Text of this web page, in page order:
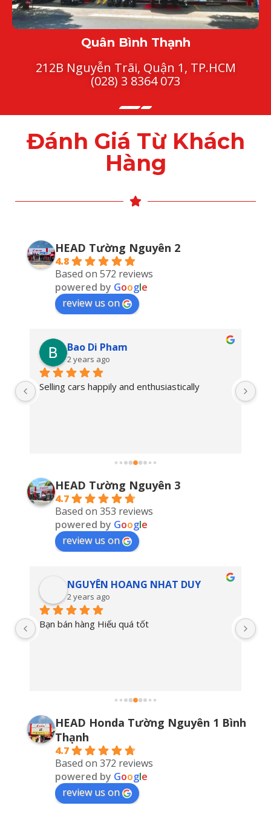
Quân Bình Thạnh
212B Nguyễn Trãi, Quận 1, TP.HCM
(028) 3 8364 073
Đánh Giá Từ Khách
Hàng
HEAD Tường Nguyên 2
4.8
Based on 572 reviews
powered by Google
review us on
Bao Di Pham
2 years ago
Selling cars happily and enthusiastically
HEAD Tường Nguyên 3
4.7
Based on 353 reviews
powered by Google
review us on
NGUYÊN HOANG NHAT DUY
2 years ago
Bạn bán hàng Hiếu quá tốt
HEAD Honda Tường Nguyên 1 Bình
Thạnh
4.7
Based on 372 reviews
powered by Google
review us on